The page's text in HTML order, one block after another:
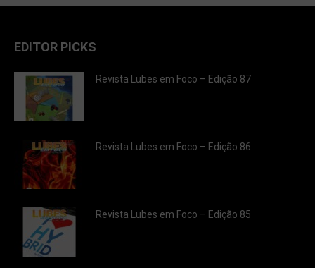
EDITOR PICKS
Revista Lubes em Foco – Edição 87
Revista Lubes em Foco – Edição 86
Revista Lubes em Foco – Edição 85